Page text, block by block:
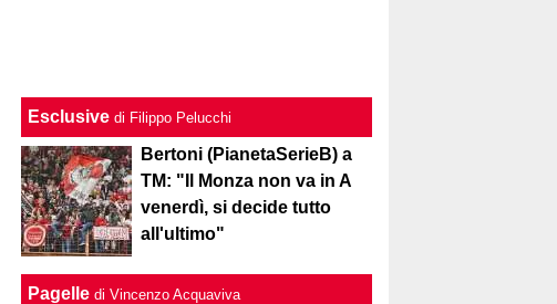
Esclusive di Filippo Pelucchi
Bertoni (PianetaSerieB) a
TM: "Il Monza non va in A
venerdì, si decide tutto
all'ultimo"
Pagelle di Vincenzo Acquaviva